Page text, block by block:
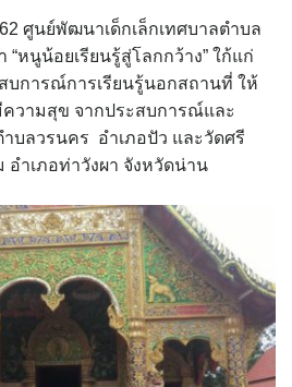
มาณ
ปี 2566 integrity transparency
ศูนย์พัฒนาเด็กเล็กเทศบาลตำบล
หนูน้อยเรียนรู้สู่โลกกว้าง” ใก้แก่
สบการณ์การเรียนรู้นอกสถานที่ ให้
ความสุข จากประสบการณ์และ
บลวรนคร อำเภอปัว และวัดศรี
ำเภอท่าวังผา จังหวัดน่าน